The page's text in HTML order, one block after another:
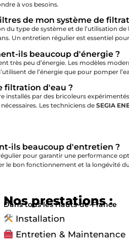
à vos besoins.
de mon système de
type de système et de l’utilisation
Un entretien régulier est essentiel
ils beaucoup d'énergie ?
très peu d’énergie. Les modèles
de l’énergie que pour pomper
filtration d'eau ?
installés par des bricoleurs
Les techniciens de SEGIA
ils beaucoup d'entretien ?
pour garantir une performance
le bon fonctionnement et la longévité
Nos prestations :
Dans tous les Hauts-de-France
Installation
Entretien & Maintenance